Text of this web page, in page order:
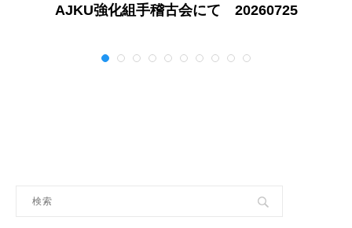
AJKU強化組手稽古会にて 20260725